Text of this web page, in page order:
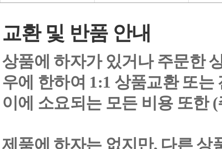
교환 및 반품 안내
상품에 하자가 있거나 주문한
우에 한하여 1:1 상품교환 또는
이에 소요되는 모든 비용 또한
제품에 하자는 없지만, 다른 상